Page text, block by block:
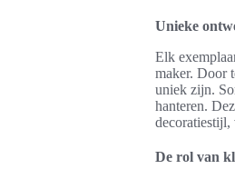
Unieke
Elk
maker. Door
uniek zijn.
hanteren.
De rol van